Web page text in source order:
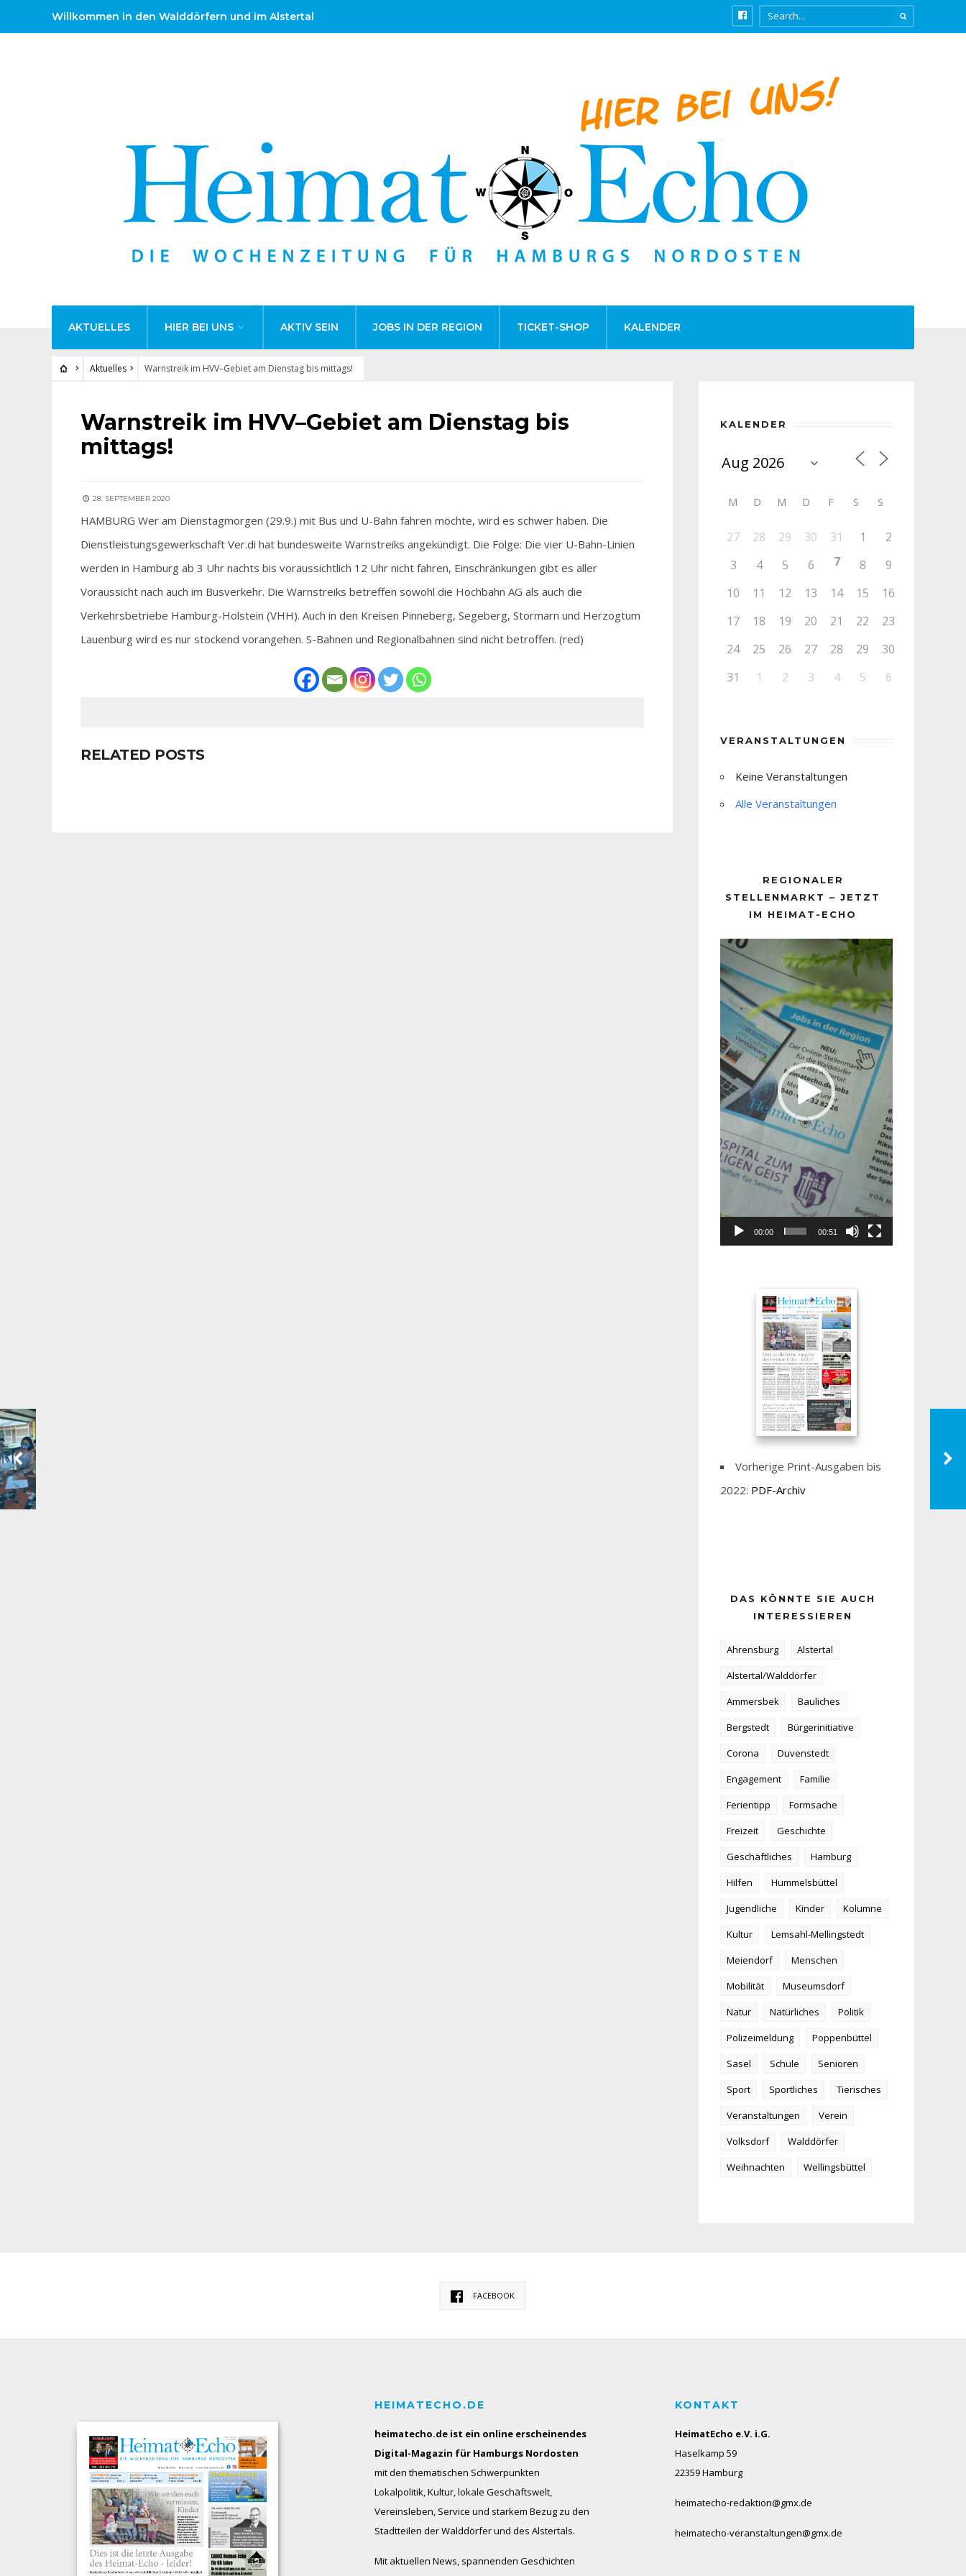
Willkommen in den Walddörfern und im Alstertal
AKTUELLES HIER BEI UNS AKTIV SEIN JOBS IN DER REGION TICKET-SHOP KALENDER
Aktuelles Warnstreik im HVV–Gebiet am Dienstag bis mittags!
AKTUELLES
Warnstreik im HVV–Gebiet am Dienstag bis
mittags!
28. SEPTEMBER 2020
HAMBURG Wer am Dienstagmorgen (29.9.) mit Bus und U-Bahn fahren möchte, wird es schwer haben. Die
Dienstleistungsgewerkschaft Ver.di hat bundesweite Warnstreiks angekündigt. Die Folge: Die vier U-Bahn-Linien
werden in Hamburg ab 3 Uhr nachts bis voraussichtlich 12 Uhr nicht fahren, Einschränkungen gibt es aller
Voraussicht nach auch im Busverkehr. Die Warnstreiks betreffen sowohl die Hochbahn AG als auch die
Verkehrsbetriebe Hamburg-Holstein (VHH). Auch in den Kreisen Pinneberg, Segeberg, Stormarn und Herzogtum
Lauenburg wird es nur stockend vorangehen. S-Bahnen und Regionalbahnen sind nicht betroffen. (red)
RELATED POSTS
KALENDER
M D M D F S S
27 28 29 30 31 1
2
3
4 5 6 7 8
9
10
11 12 13 14 15
16
17
18 19 20 21 22
23
24
25 26 27 28 29
30
31
1 2 3 4 5 6
VERANSTALTUNGEN
Keine Veranstaltungen
Alle Veranstaltungen
REGIONALER
STELLENMARKT – JETZT
IM HEIMAT-ECHO
Player
00:00 00:51
Vorherige Print-Ausgaben bis
2022: PDF-Archiv
DAS KÖNNTE SIE AUCH
INTERESSIEREN
Ahrensburg
Alstertal
Alstertal/Walddörfer
Ammersbek
Bauliches
Bergstedt
Bürgerinitiative
Corona
Duvenstedt
Engagement
Familie
Ferientipp
Formsache
Freizeit
Geschichte
Geschäftliches
Hamburg
Hilfen
Hummelsbüttel
Jugendliche
Kinder
Kolumne
Kultur
Lemsahl-Mellingstedt
Meiendorf
Menschen
Mobilität
Museumsdorf
Natur
Natürliches
Politik
Polizeimeldung
Poppenbüttel
Sasel
Schule
Senioren
Sport
Sportliches
Tierisches
Veranstaltungen
Verein
Volksdorf
Walddörfer
Weihnachten
Wellingsbüttel
FACEBOOK
HEIMATECHO.DE
heimatecho.de ist ein online erscheinendes
Digital-Magazin für Hamburgs Nordosten
mit den thematischen Schwerpunkten
Lokalpolitik, Kultur, lokale Geschäftswelt,
Vereinsleben, Service und starkem Bezug zu den
Stadtteilen der Walddörfer und des Alstertals.
Mit aktuellen News, spannenden Geschichten
KONTAKT
HeimatEcho e.V. i.G.
Haselkamp 59
22359 Hamburg
heimatecho-redaktion@gmx.de
heimatecho-veranstaltungen@gmx.de